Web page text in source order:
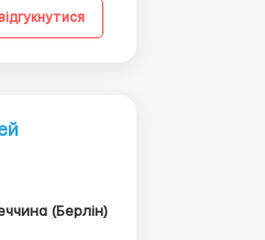
відгукнутися
(Берлін)